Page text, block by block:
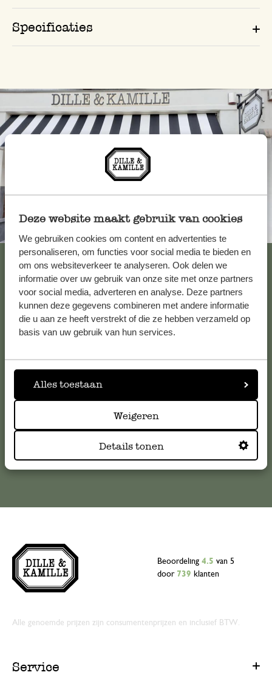
Deze website maakt gebruik van cookies
We gebruiken cookies om content en advertenties te
personaliseren, om functies voor social media te bieden en
om ons websiteverkeer te analyseren. Ook delen we
informatie over uw gebruik van onze site met onze partners
voor social media, adverteren en analyse. Deze partners
kunnen deze gegevens combineren met andere informatie
die u aan ze heeft verstrekt of die ze hebben verzameld op
basis van uw gebruik van hun services.
Alles toestaan
Weigeren
Details tonen
Specificaties
Altijd in de buurt
Bekijk alle 62 winkels
Klantenservice
meestgestelde vragen
Online Klantenservice
Beoordeling 4.5 van 5
door 739 klanten
Alle genoemde prijzen zijn consumentenprijzen en inclusief BTW.
Service